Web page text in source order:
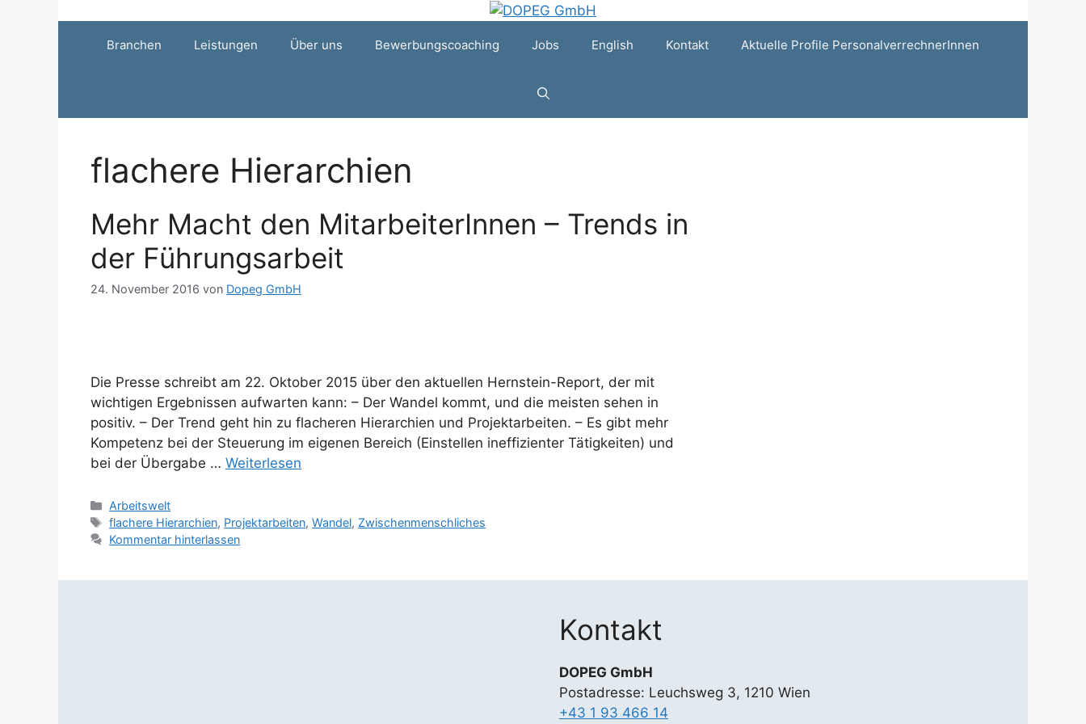
Branchen Leistungen Über uns Bewerbungscoaching Jobs English Kontakt Aktuelle Profile PersonalverrechnerInnen
flachere Hierarchien
Mehr Macht den MitarbeiterInnen – Trends in
der Führungsarbeit
24. November 2016 von Dopeg GmbH
Die Presse schreibt am 22. Oktober 2015 über den aktuellen Hernstein-Report, der mit
wichtigen Ergebnissen aufwarten kann: – Der Wandel kommt, und die meisten sehen in
positiv. – Der Trend geht hin zu flacheren Hierarchien und Projektarbeiten. – Es gibt mehr
Kompetenz bei der Steuerung im eigenen Bereich (Einstellen ineffizienter Tätigkeiten) und
bei der Übergabe … Weiterlesen
Kategorien
Arbeitswelt
Schlagwörter
flachere Hierarchien, Projektarbeiten,Wandel, Zwischenmenschliches
Kommentar hinterlassen
Kontakt
DOPEG GmbH
Postadresse: Leuchsweg 3, 1210 Wien
+43 1 93 466 14